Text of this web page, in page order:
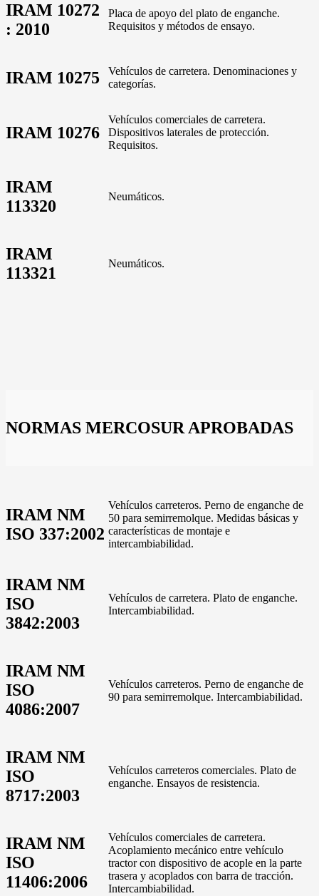
IRAM 10272
: 2010
Placa de apoyo del plato de enganche.
Requisitos y métodos de ensayo.
IRAM 10275
Vehículos de carretera. Denominaciones y
categorías.
IRAM 10276
Vehículos comerciales de carretera.
Dispositivos laterales de protección.
Requisitos.
IRAM
113320
Neumáticos.
IRAM
113321
Neumáticos.
NORMAS MERCOSUR APROBADAS
IRAM NM
ISO 337:2002
Vehículos carreteros. Perno de enganche de
50 para semirremolque. Medidas básicas y
características de montaje e
intercambiabilidad.
IRAM NM
ISO
3842:2003
Vehículos de carretera. Plato de enganche.
Intercambiabilidad.
IRAM NM
ISO
4086:2007
Vehículos carreteros. Perno de enganche de
90 para semirremolque. Intercambiabilidad.
IRAM NM
ISO
8717:2003
Vehículos carreteros comerciales. Plato de
enganche. Ensayos de resistencia.
IRAM NM
ISO
11406:2006
Vehículos comerciales de carretera.
Acoplamiento mecánico entre vehículo
tractor con dispositivo de acople en la parte
trasera y acoplados con barra de tracción.
Intercambiabilidad.